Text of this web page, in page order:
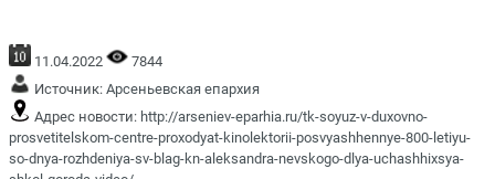
11.04.2022
7844
Источник: Арсеньевская епархия
Адрес новости: http://arseniev-eparhia.ru/tk-soyuz-v-duxovno-
prosvetitelskom-centre-proxodyat-kinolektorii-posvyashhennye-800-letiyu-
so-dnya-rozhdeniya-sv-blag-kn-aleksandra-nevskogo-dlya-uchashhixsya-